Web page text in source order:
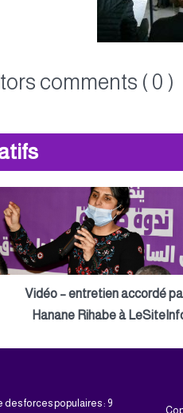
comments ( 0 )
Vidéo – entretien accordé
Hanane Rihabe à
des forces populaires : 9